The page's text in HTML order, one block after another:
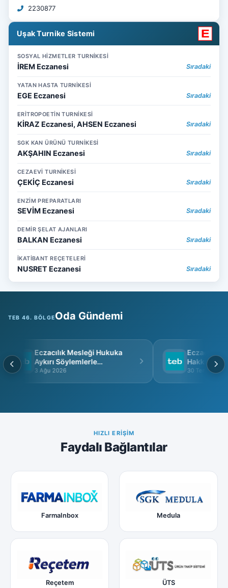
2230877
Uşak Turnike Sistemi
SOSYAL HİZMETLER TURNİKESİ
İREM Eczanesi Sıradaki
YATAN HASTA TURNİKESİ
EGE Eczanesi Sıradaki
ERİTROPOETİN TURNİKESİ
KİRAZ Eczanesi, AHSEN Eczanesi Sıradaki
SGK KAN ÜRÜNÜ TURNİKESİ
AKŞAHIN Eczanesi Sıradaki
CEZAEVİ TURNİKESİ
ÇEKİÇ Eczanesi Sıradaki
ENZİM PREPARATLARI
SEVİM Eczanesi Sıradaki
DEMİR ŞELAT AJANLARI
BALKAN Eczanesi Sıradaki
İKATİBANT REÇETELERİ
NUSRET Eczanesi Sıradaki
TEB 46. BÖLGEOda Gündemi
Eczacılık Mesleği Hukuka
Aykırı Söylemlerle
İtibarsızlaştırılamaz
3 Ağu 2026
Eczacı
Hakkında
30 Tem 2026
HIZLI ERIŞIM
Faydalı Bağlantılar
FarmaInbox Medula
Reçetem ÜTS